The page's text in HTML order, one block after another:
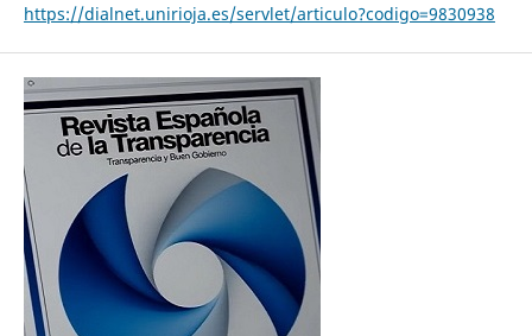
https://dialnet.unirioja.es/servlet/articulo?codigo=9830938